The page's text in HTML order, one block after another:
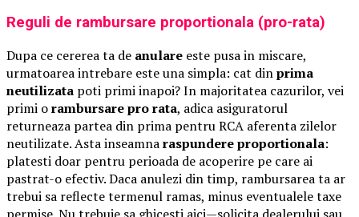
Reguli de rambursare proportionala (pro-rata)
Dupa ce cererea ta de anulare este pusa in miscare,
urmatoarea intrebare este una simpla: cat dinprima
neutilizata poti primi inapoi? In majoritatea cazurilor, vei
primi orambursare pro rata, adica asiguratorul
returneaza partea din prima pentru RCA aferenta zilelor
neutilizate. Asta inseamnaraspundere proportionala:
platesti doar pentru perioada de acoperire pe care ai
pastrat-o efectiv. Daca anulezi din timp, rambursarea ta ar
trebui sa reflecte termenul ramas, minus eventualele taxe